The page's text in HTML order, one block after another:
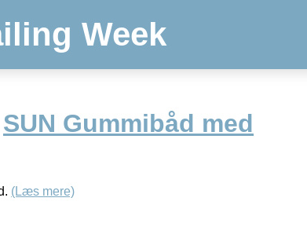
Week
SUN Gummibåd med
(Læs mere)